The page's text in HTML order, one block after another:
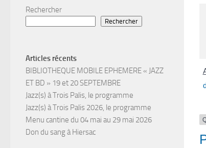
Rechercher
Rechercher
Articles récents
BIBLIOTHEQUE MOBILE EPHEMERE « JAZZ
ET BD » 19 et 20 SEPTEMBRE
Jazz(s) à Trois Palis, le programme
Jazz(s) à Trois Palis 2026, le programme
Menu cantine du 04 mai au 29 mai 2026
Don du sang à Hiersac